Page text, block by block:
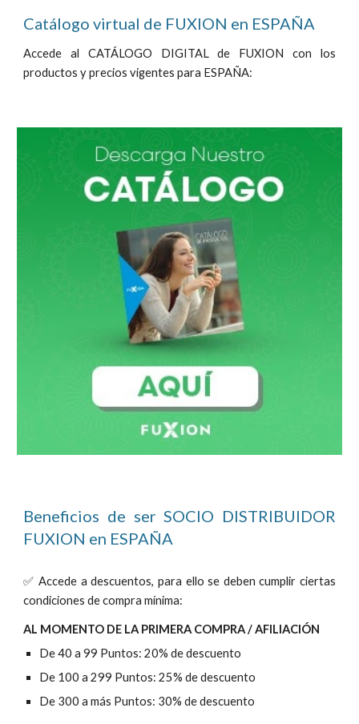
Catálogo virtual de FUXION en ESPAÑA
Accede al CATÁLOGO DIGITAL de FUXION con los
productos y precios vigentes para ESPAÑA:
Beneficios de ser SOCIO DISTRIBUIDOR
FUXION en ESPAÑA
✅ Accede a descuentos, para ello se deben cumplir ciertas
condiciones de compra mínima:
AL MOMENTO DE LA PRIMERA COMPRA / AFILIACIÓN
De 40 a 99 Puntos: 20% de descuento
De 100 a 299 Puntos: 25% de descuento
De 300 a más Puntos: 30% de descuento